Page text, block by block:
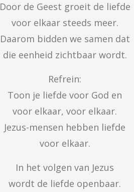
Door de Geest groeit de liefde
voor elkaar steeds meer.
Daarom bidden we samen dat
die eenheid zichtbaar wordt.
Refrein:
Toon je liefde voor God en
voor elkaar, voor elkaar.
Jezus-mensen hebben liefde
voor elkaar.
In het volgen van Jezus
wordt de liefde openbaar.